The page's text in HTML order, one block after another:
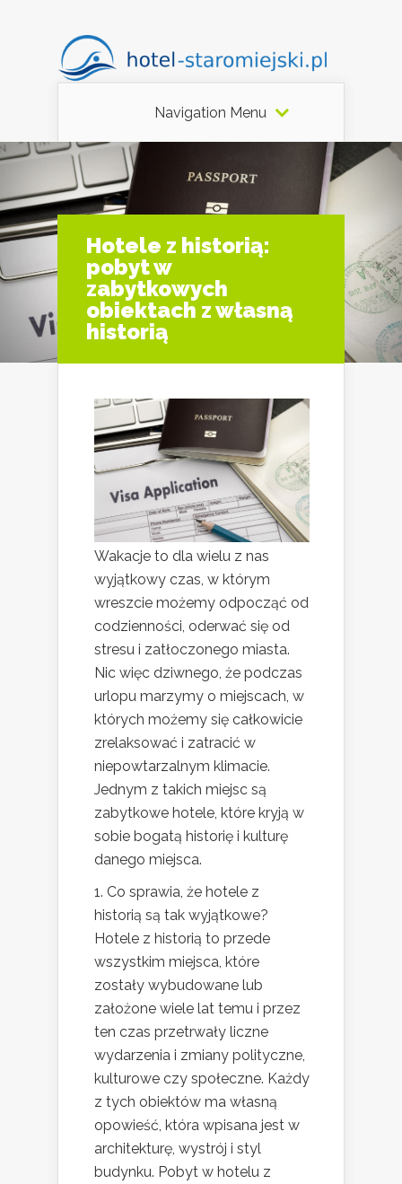
Navigation Menu
Hotele z historią:
pobyt w
zabytkowych
obiektach z własną
historią
Wakacje to dla wielu z nas
wyjątkowy czas, w którym
wreszcie możemy odpocząć od
codzienności, oderwać się od
stresu i zatłoczonego miasta.
Nic więc dziwnego, że podczas
urlopu marzymy o miejscach, w
których możemy się całkowicie
zrelaksować i zatracić w
niepowtarzalnym klimacie.
Jednym z takich miejsc są
zabytkowe hotele, które kryją w
sobie bogatą historię i kulturę
danego miejsca.
1. Co sprawia, że hotele z
historią są tak wyjątkowe?
Hotele z historią to przede
wszystkim miejsca, które
zostały wybudowane lub
założone wiele lat temu i przez
ten czas przetrwały liczne
wydarzenia i zmiany polityczne,
kulturowe czy społeczne. Każdy
z tych obiektów ma własną
opowieść, która wpisana jest w
architekturę, wystrój i styl
budynku. Pobyt w hotelu z